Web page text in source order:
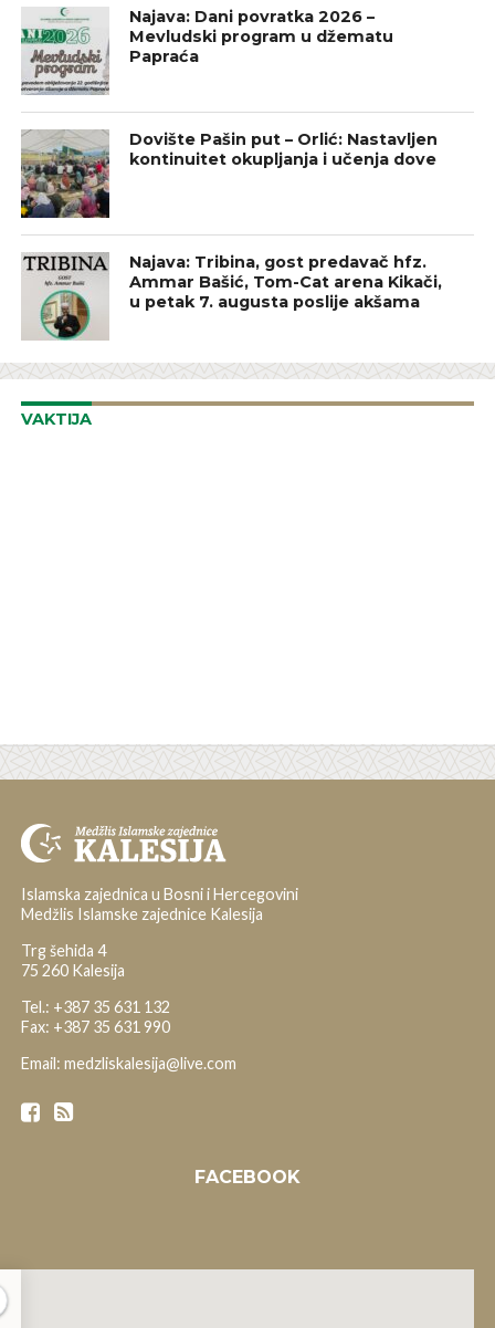
Najava: Dani povratka 2026 –
Mevludski program u džematu
Papraća
Dovište Pašin put – Orlić: Nastavljen
kontinuitet okupljanja i učenja dove
Najava: Tribina, gost predavač hfz.
Ammar Bašić, Tom-Cat arena Kikači,
u petak 7. augusta poslije akšama
VAKTIJA
Islamska zajednica u Bosni i Hercegovini
Medžlis Islamske zajednice Kalesija
Trg šehida 4
75 260 Kalesija
Tel.: +387 35 631 132
Fax: +387 35 631 990
Email: medzliskalesija@live.com
FACEBOOK